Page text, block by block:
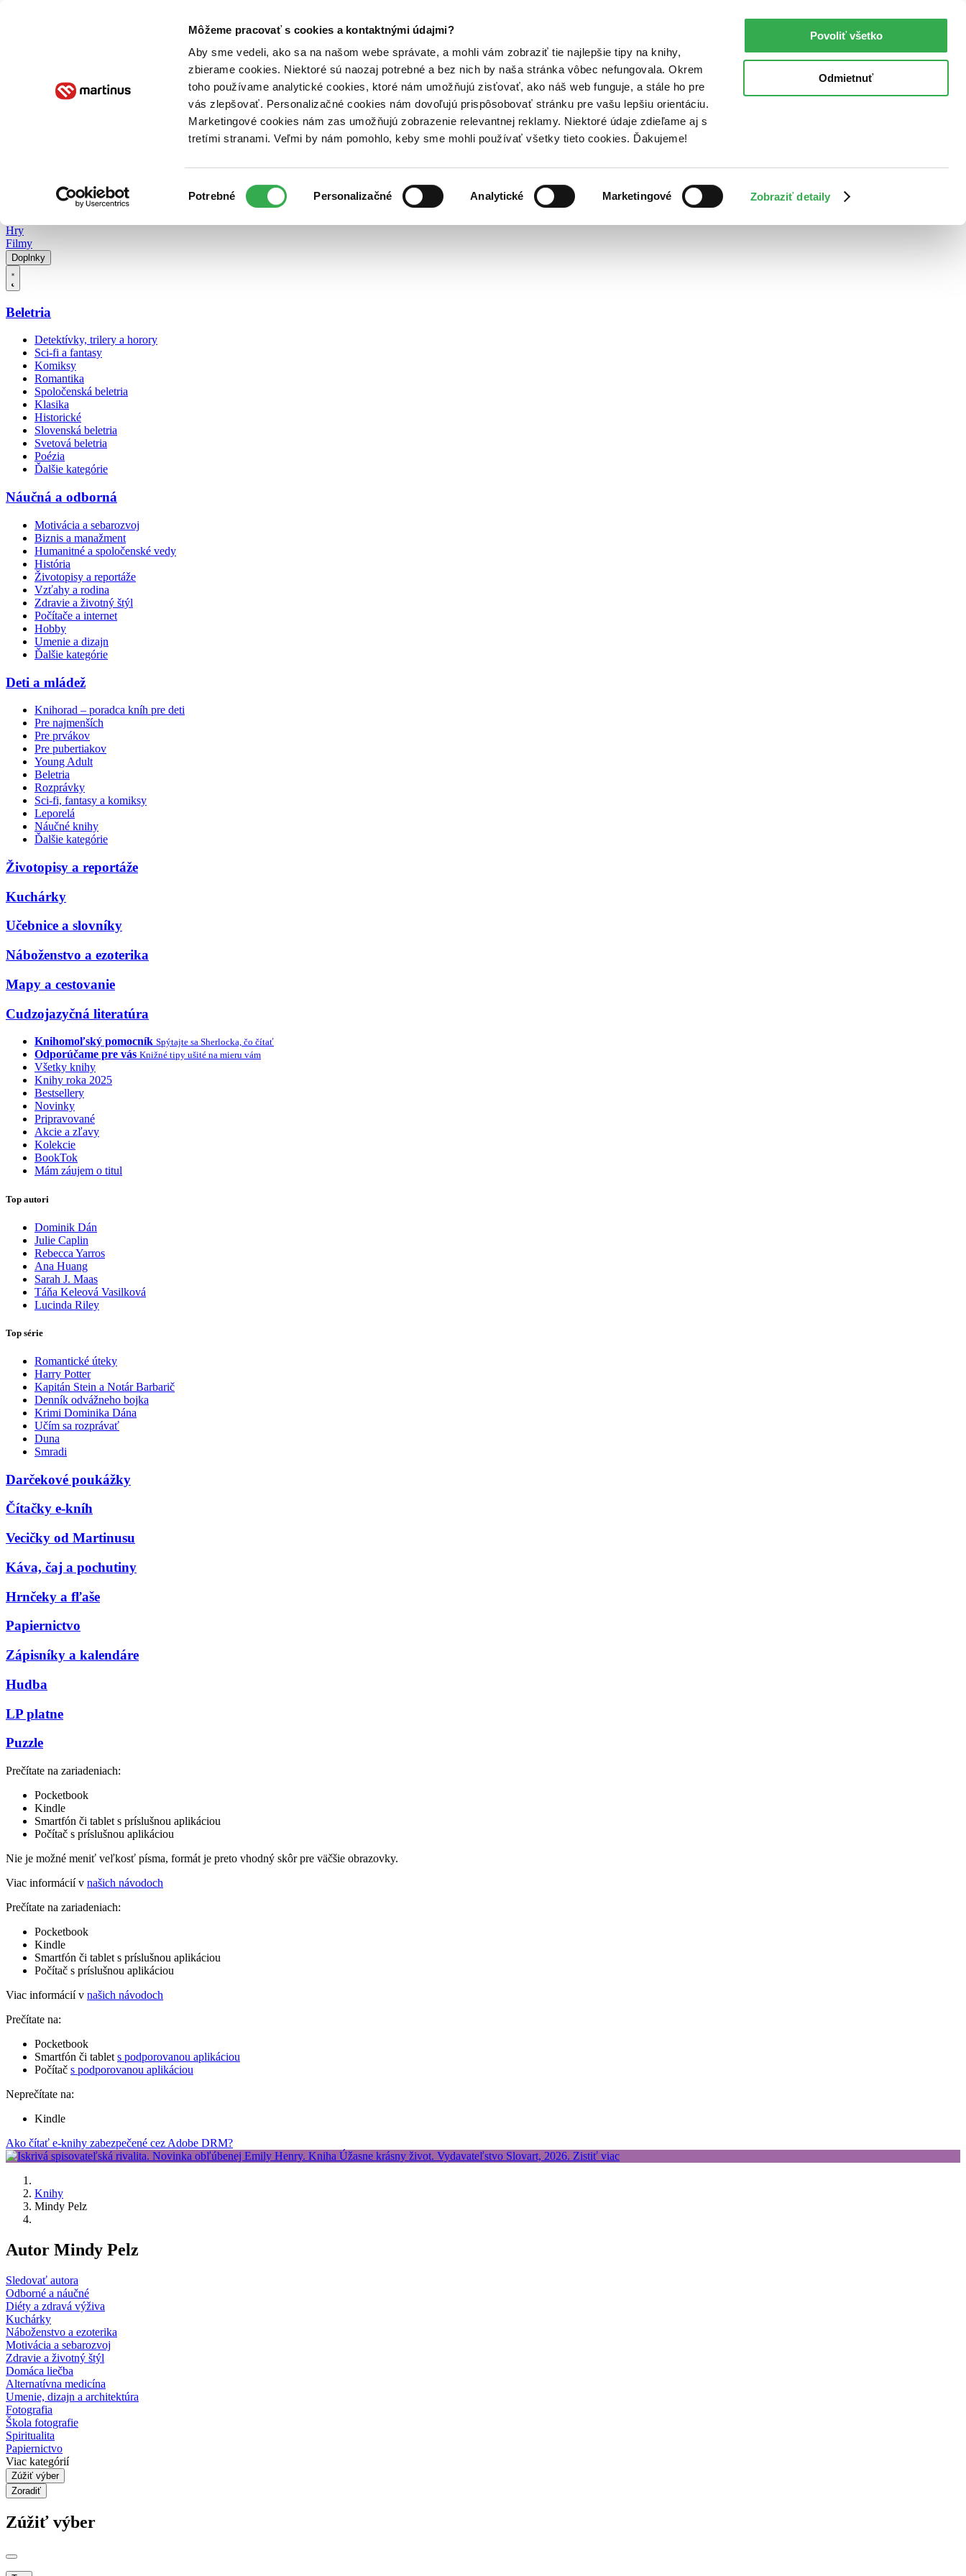
Môžeme pracovať s cookies a kontaktnými údajmi?
Aby sme vedeli, ako sa na našom webe správate, a mohli vám zobraziť tie najlepšie tipy na knihy,
zbierame cookies. Niektoré sú naozaj potrebné a bez nich by naša stránka vôbec nefungovala. Okrem
toho používame analytické cookies, ktoré nám umožňujú zisťovať, ako náš web funguje, a stále ho pre
vás zlepšovať. Personalizačné cookies nám dovoľujú prispôsobovať stránku pre vašu lepšiu orientáciu.
Marketingové cookies nám zas umožňujú zobrazenie relevantnej reklamy. Niektoré údaje zdieľame aj s
tretími stranami. Veľmi by nám pomohlo, keby sme mohli používať všetky tieto cookies. Ďakujeme!
súhlasu
Potrebné Personalizačné Analytické Marketingové Zobraziť detaily
Povoliť všetko
Odmietnuť
Poukážky Kontakt
Hry
Filmy
Doplnky
Beletria
Detektívky, trilery a horory
Sci-fi a fantasy
Komiksy
Romantika
Spoločenská beletria
Klasika
Historické
Slovenská beletria
Svetová beletria
Poézia
Ďalšie kategórie
Náučná a odborná
Motivácia a sebarozvoj
Biznis a manažment
Humanitné a spoločenské vedy
História
Životopisy a reportáže
Vzťahy a rodina
Zdravie a životný štýl
Počítače a internet
Hobby
Umenie a dizajn
Ďalšie kategórie
Deti a mládež
Knihorad – poradca kníh pre deti
Pre najmenších
Pre prvákov
Pre pubertiakov
Young Adult
Beletria
Rozprávky
Sci-fi, fantasy a komiksy
Leporelá
Náučné knihy
Ďalšie kategórie
Životopisy a reportáže
Kuchárky
Učebnice a slovníky
Náboženstvo a ezoterika
Mapy a cestovanie
Cudzojazyčná literatúra
Knihomoľský pomocník Spýtajte sa Sherlocka, čo čítať
Odporúčame pre vás Knižné tipy ušité na mieru vám
Všetky knihy
Knihy roka 2025
Bestsellery
Novinky
Pripravované
Akcie a zľavy
Kolekcie
BookTok
Mám záujem o titul
Top autori
Dominik Dán
Julie Caplin
Rebecca Yarros
Ana Huang
Sarah J. Maas
Táňa Keleová Vasilková
Lucinda Riley
Top série
Romantické úteky
Harry Potter
Kapitán Stein a Notár Barbarič
Denník odvážneho bojka
Krimi Dominika Dána
Učím sa rozprávať
Duna
Smradi
Darčekové poukážky
Čítačky e-kníh
Vecičky od Martinusu
Káva, čaj a pochutiny
Hrnčeky a fľaše
Papiernictvo
Zápisníky a kalendáre
Hudba
LP platne
Puzzle
Prečítate na zariadeniach:
Pocketbook
Kindle
Smartfón či tablet s príslušnou aplikáciou
Počítač s príslušnou aplikáciou
Nie je možné meniť veľkosť písma, formát je preto vhodný skôr pre väčšie obrazovky.
Viac informácií v našich návodoch
Prečítate na zariadeniach:
Pocketbook
Kindle
Smartfón či tablet s príslušnou aplikáciou
Počítač s príslušnou aplikáciou
Viac informácií v našich návodoch
Prečítate na:
Pocketbook
Smartfón či tablet s podporovanou aplikáciou
Počítač s podporovanou aplikáciou
Neprečítate na:
Kindle
Ako čítať e-knihy zabezpečené cez Adobe DRM?
Knihy
Mindy Pelz
Autor Mindy Pelz
Sledovať autora
Odborné a náučné
Diéty a zdravá výživa
Kuchárky
Náboženstvo a ezoterika
Motivácia a sebarozvoj
Zdravie a životný štýl
Domáca liečba
Alternatívna medicína
Umenie, dizajn a architektúra
Fotografia
Škola fotografie
Spiritualita
Papiernictvo
Viac kategórií
Zúžiť výber
Zoradiť
Zúžiť výber